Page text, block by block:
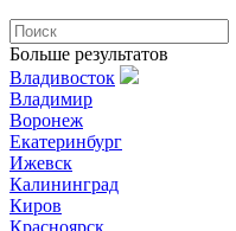
Больше результатов
Владивосток
Владимир
Воронеж
Екатеринбург
Ижевск
Калининград
Киров
Красноярск